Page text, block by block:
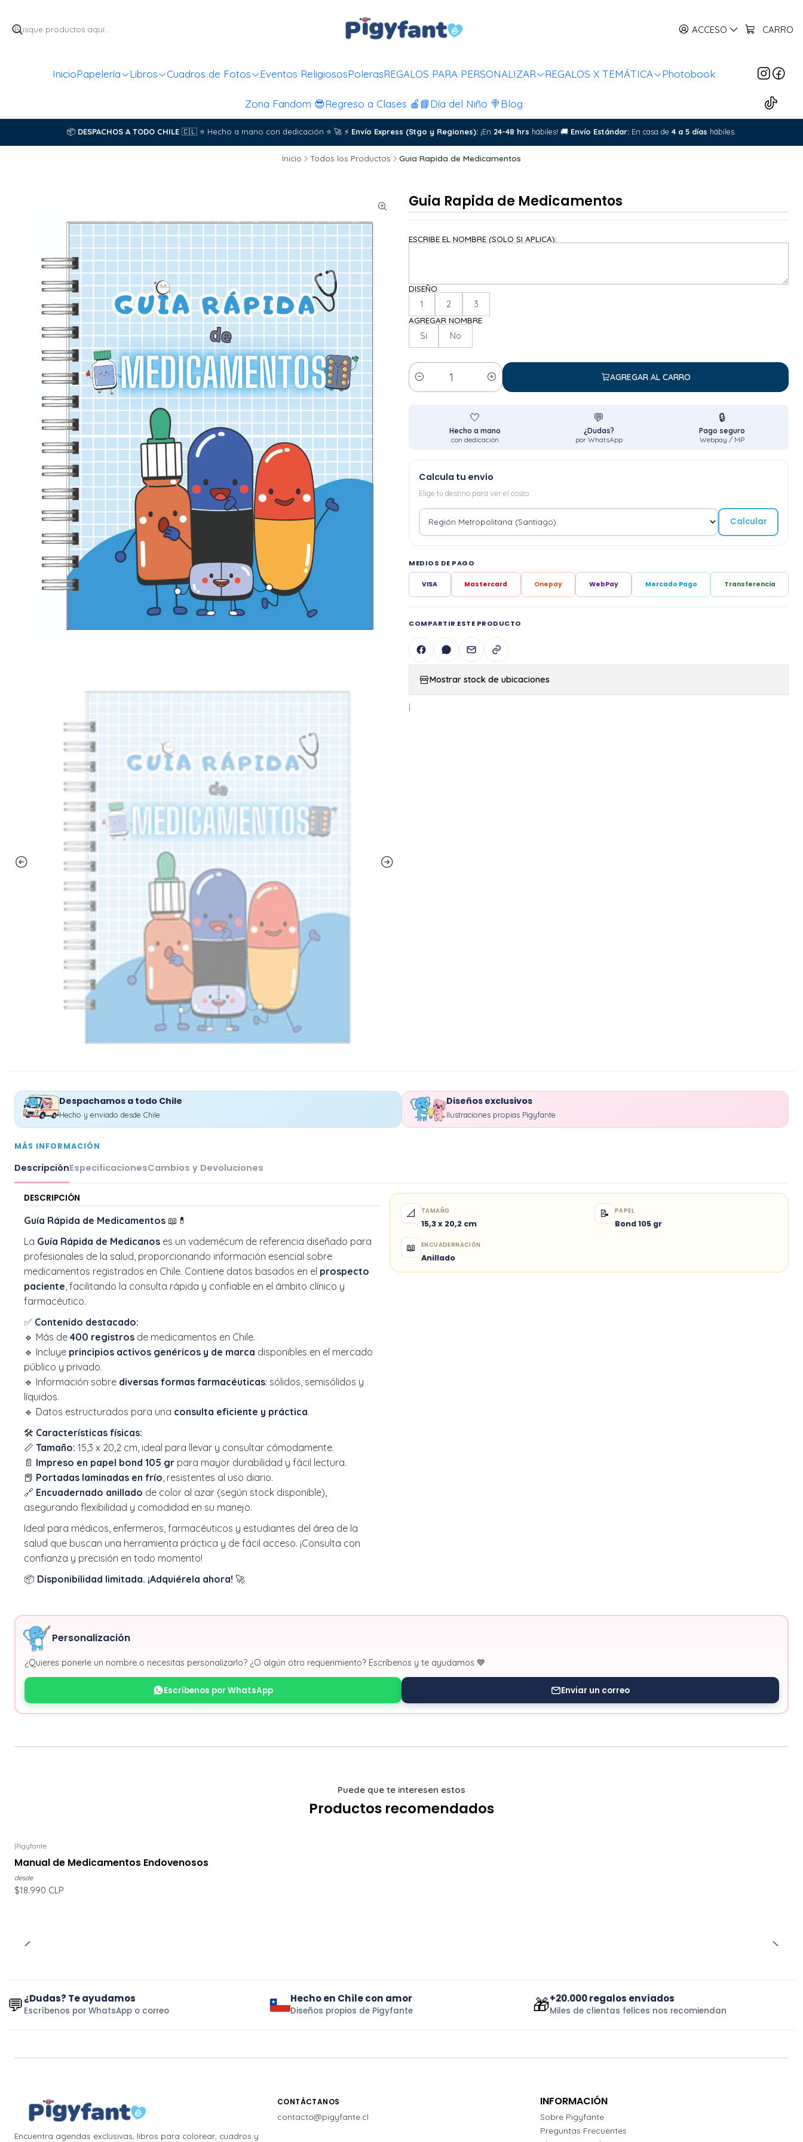
ACCESO CARRO
InicioPapelería Libros Cuadros de Fotos Eventos ReligiososPolerasREGALOS PARA PERSONALIZAR REGALOS X TEMÁTICA Photobook
Zona Fandom 😎Regreso a Clases 🍎📘 Día del Niño 🍭 Blog
📦 DESPACHOS A TODO CHILE 🇨🇱 ⭐ Hecho a mano con dedicación ⭐ 🚀 ⚡ Envío Express (Stgo y Regiones): ¡En 24-48 hrs hábiles! 🚚 Envío Estándar: En casa de 4 a 5 días hábiles.
Inicio Todos los Productos Guia Rapida de Medicamentos
Guia Rapida de Medicamentos
ESCRIBE EL NOMBRE (SOLO SI APLICA):
DISEÑO
1 2 3
AGREGAR NOMBRE
Si No
Cantidad
AGREGAR AL CARRO
🤍
Hecho a mano
con dedicación
💬
¿Dudas?
por WhatsApp
🔒
Pago seguro
Webpay / MP
Calcula tu envío
Elige tu destino para ver el costo.
Calcular
MEDIOS DE PAGO
VISA Mastercard Onepay WebPay Mercado Pago Transferencia
COMPARTIR ESTE PRODUCTO
Mostrar stock de ubicaciones
|
Despachamos a todo Chile
Hecho y enviado desde Chile
Diseños exclusivos
Ilustraciones propias Pigyfante
MÁS INFORMACIÓN
DescripciónEspecificacionesCambios y Devoluciones
DESCRIPCIÓN
Guía Rápida de Medicamentos 📖💊
La Guía Rápida de Medicanos es un vademécum de referencia diseñado para
profesionales de la salud, proporcionando información esencial sobre
medicamentos registrados en Chile. Contiene datos basados en el prospecto
paciente , facilitando la consulta rápida y confiable en el ámbito clínico y
farmacéutico.
✅ Contenido destacado:
🔹 Más de 400 registros de medicamentos en Chile.
🔹 Incluye principios activos genéricos y de marca disponibles en el mercado
público y privado.
🔹 Información sobre diversas formas farmacéuticas: sólidos, semisólidos y
líquidos.
🔹 Datos estructurados para una consulta eficiente y práctica.
🛠 Características físicas:
📏 Tamaño: 15,3 x 20,2 cm, ideal para llevar y consultar cómodamente.
📄 Impreso en papel bond 105 gr para mayor durabilidad y fácil lectura.
📕 Portadas laminadas en frío , resistentes al uso diario.
🔗 Encuadernado anillado de color al azar (según stock disponible),
asegurando flexibilidad y comodidad en su manejo.
Ideal para médicos, enfermeros, farmacéuticos y estudiantes del área de la
salud que buscan una herramienta práctica y de fácil acceso. ¡Consulta con
confianza y precisión en todo momento!
📦 Disponibilidad limitada. ¡Adquiérela ahora! 🚀
📐 TAMAÑO
15,3 x 20,2 cm
📝 PAPEL
Bond 105 gr
📖 ENCUADERNACIÓN
Anillado
Personalización
¿Quieres ponerle un nombre o necesitas personalizarlo? ¿O algún otro requerimiento? Escríbenos y te ayudamos 💙
Escríbenos por WhatsApp Enviar un correo
Puede que te interesen estos
Productos recomendados
Pigyfante
Manual de Medicamentos Endovenosos
desde
$18.990 CLP
💬¿Dudas? Te ayudamos
Escríbenos por WhatsApp o correo
Hecho en Chile con amor
Diseños propios de Pigyfante 🎁+20.000 regalos enviados
Miles de clientas felices nos recomiendan
Encuentra agendas exclusivas, libros para colorear, cuadros y
CONTÁCTANOS
contacto@pigyfante.cl
INFORMACIÓN
Sobre Pigyfante
Preguntas Frecuentes